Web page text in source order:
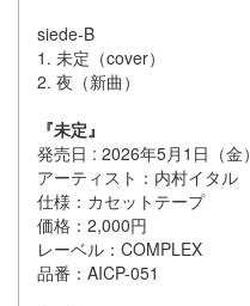
siede-B
1. 未定（cover）
2. 夜（新曲）
『未定』
発売日 : 2026年5月1日（金）
アーティスト：内村イタル
仕様：カセットテープ
価格：2,000円
レーベル：COMPLEX
品番：AICP-051